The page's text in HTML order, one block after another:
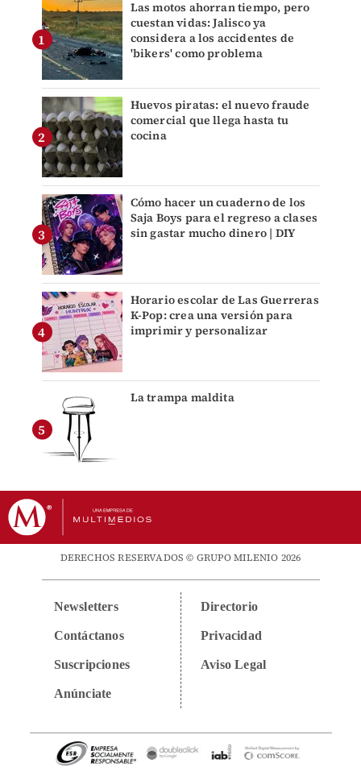
Las motos ahorran tiempo, pero
cuestan vidas: Jalisco ya
considera a los accidentes de
'bikers' como problema
Huevos piratas: el nuevo fraude
comercial que llega hasta tu
cocina
Cómo hacer un cuaderno de los
Saja Boys para el regreso a clases
sin gastar mucho dinero | DIY
Horario escolar de Las Guerreras
K-Pop: crea una versión para
imprimir y personalizar
La trampa maldita
DERECHOS RESERVADOS © GRUPO MILENIO 2026
Newsletters
Contáctanos
Suscripciones
Anúnciate
Directorio
Privacidad
Aviso Legal